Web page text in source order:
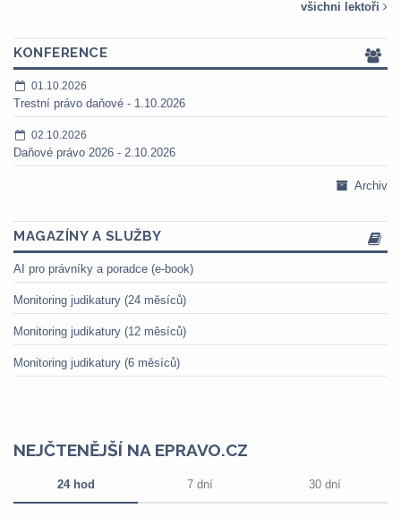
všichni lektoři
KONFERENCE
01.10.2026
Trestní právo daňové - 1.10.2026
02.10.2026
Daňové právo 2026 - 2.10.2026
Archiv
MAGAZÍNY A SLUŽBY
AI pro právníky a poradce (e-book)
Monitoring judikatury (24 měsíců)
Monitoring judikatury (12 měsíců)
Monitoring judikatury (6 měsíců)
NEJČTENĚJŠÍ NA EPRAVO.CZ
24 hod 7 dní 30 dní